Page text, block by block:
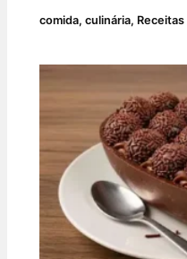
comida,culinária, Receitas